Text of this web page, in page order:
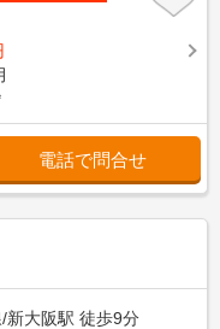
電話で問合せ
新大阪駅 徒歩9分